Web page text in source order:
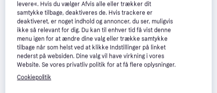
levere«. Hvis du vælger Afvis alle eller trækker dit
samtykke tilbage, deaktiveres de. Hvis trackere er
deaktiveret, er noget indhold og annoncer, du ser, muligvis
ikke så relevant for dig. Du kan til enhver tid få vist denne
menu igen for at ændre dine valg eller trække samtykke
tilbage når som helst ved at klikke Indstillinger på linket
nederst på websiden. Dine valg vil have virkning i vores
Website. Se vores privatliv politik for at få flere oplysninger.
Cookiepolitik